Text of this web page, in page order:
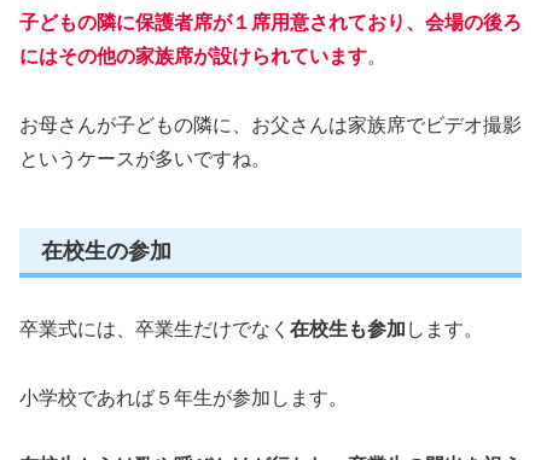
子どもの隣に保護者席が１席用意されており、会場の後ろ
にはその他の家族席が設けられています。
お母さんが子どもの隣に、お父さんは家族席でビデオ撮影
というケースが多いですね。
在校生の参加
卒業式には、卒業生だけでなく 在校生も参加 します。
小学校であれば５年生が参加します。